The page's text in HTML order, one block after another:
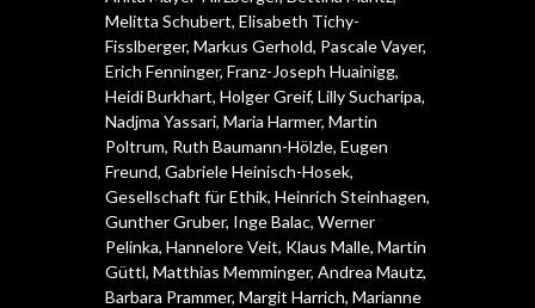
Melitta Schubert, Elisabeth Tichy-
Fisslberger, Markus Gerhold, Pascale Vayer,
Erich Fenninger, Franz-Joseph Huainigg,
Heidi Burkhart, Holger Greif, Lilly Sucharipa,
Nadjma Yassari, Maria Harmer, Martin
Poltrum, Ruth Baumann-Hölzle, Eugen
Freund, Gabriele Heinisch-Hosek,
Gesellschaft für Ethik, Heinrich Steinhagen,
Gunther Gruber, Inge Balac, Werner
Pelinka, Hannelore Veit, Klaus Malle, Martin
Güttl, Matthias Memminger, Andrea Mautz,
Barbara Prammer, Margit Harrich, Marianne